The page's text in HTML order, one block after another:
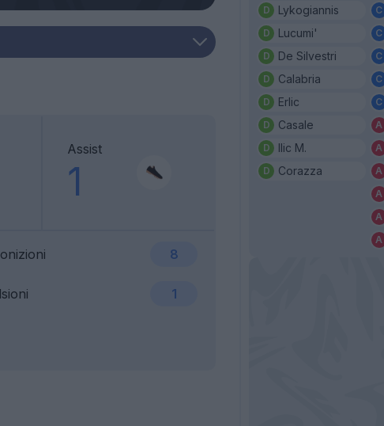
Assist
1
8
1
Lykogiannis
Lucumi'
De Silvestri
Calabria
Erlic
Casale
Ilic M.
Corazza